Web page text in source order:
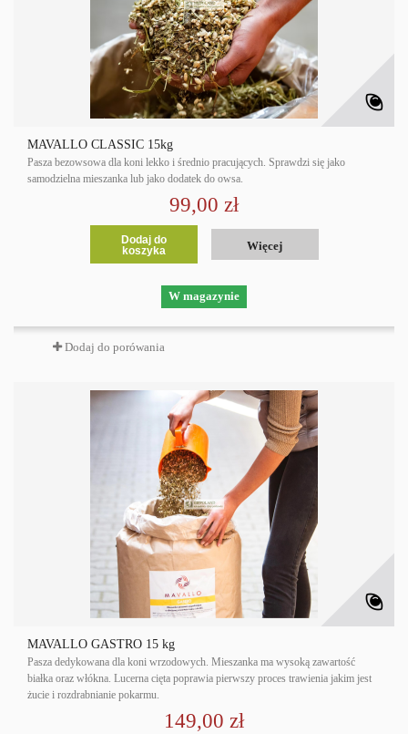
MAVALLO CLASSIC 15kg
Pasza bezowsowa dla koni lekko i średnio pracujących. Sprawdzi się jako
samodzielna mieszanka lub jako dodatek do owsa.
99,00 zł
Dodaj do
koszyka
Więcej
W magazynie
Dodaj do porówania
MAVALLO GASTRO 15 kg
Pasza dedykowana dla koni wrzodowych. Mieszanka ma wysoką zawartość
białka oraz włókna. Lucerna cięta poprawia pierwszy proces trawienia jakim jest
żucie i rozdrabnianie pokarmu.
149,00 zł